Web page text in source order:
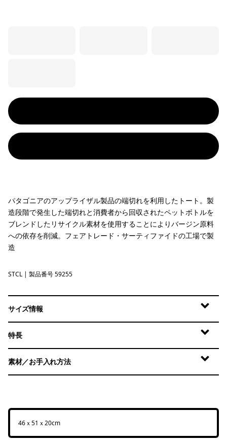
パタゴニアのアップライザル製品の端切れを利用したトート。製
造段階で発生した端切れと消費者から回収されたペットボトルを
ブレンドしたリサイクル素材を使用することによりバージン原料
への依存を削減。フェアトレード・サーティファイドの工場で製
造
Strataspire: Classic Tan
STCL | 製品番号 59255
サイズ情報
特長
素材／お手入れ方法
46ｘ51ｘ20cm